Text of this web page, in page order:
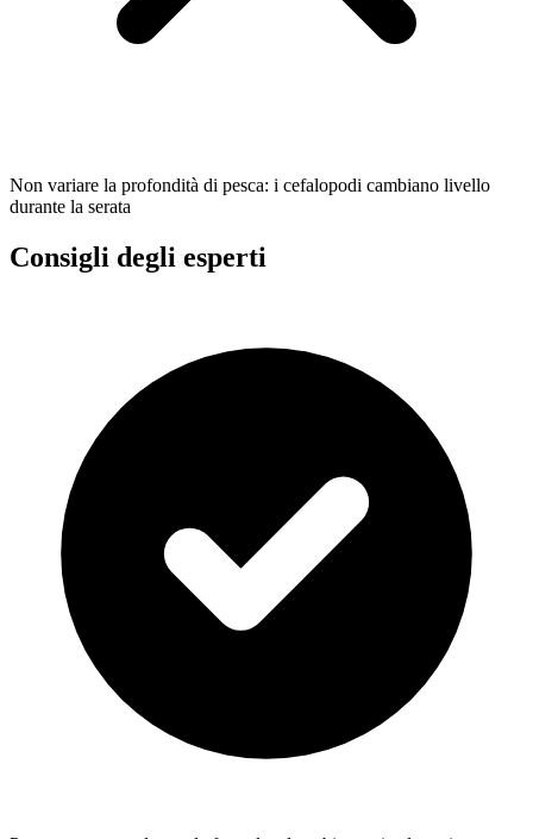
Non variare la profondità di pesca: i cefalopodi cambiano livello
durante la serata
Consigli degli esperti